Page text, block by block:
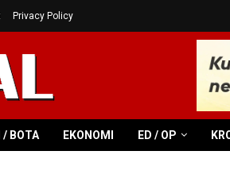
Privacy Policy
/ BOTA EKONOMI ED / OP